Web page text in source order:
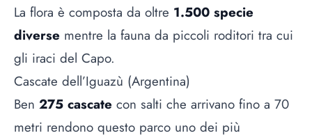
La flora è composta da oltre 1.500 specie
diverse mentre la fauna da piccoli roditori tra cui
gli iraci del Capo.
Cascate dell’Iguazù (Argentina)
Ben 275 cascate con salti che arrivano fino a 70
metri rendono questo parco uno dei più